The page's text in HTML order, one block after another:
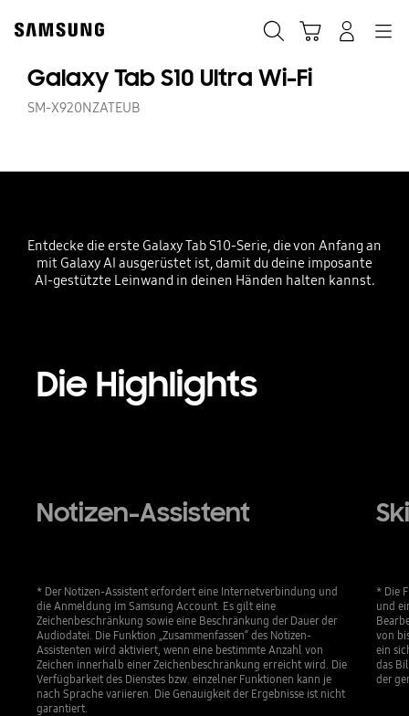
content
accessibility
Galaxy Tab S10 Ultra Wi-Fi
SM-X920NZATEUB
Entdecke die erste Galaxy Tab S10-Serie, die von Anfang an
mit Galaxy AI ausgerüstet ist, damit du deine imposante
AI-gestützte Leinwand in deinen Händen halten kannst.
Die Highlights
Notizen-Assistent
* Der Notizen-Assistent erfordert eine Internetverbindung und
die Anmeldung im Samsung Account. Es gilt eine
Zeichenbeschränkung sowie eine Beschränkung der Dauer der
Audiodatei. Die Funktion „Zusammenfassen“ des Notizen-
Assistenten wird aktiviert, wenn eine bestimmte Anzahl von
Zeichen innerhalb einer Zeichenbeschränkung erreicht wird. Die
Verfügbarkeit des Dienstes bzw. einzelner Funktionen kann je
nach Sprache variieren. Die Genauigkeit der Ergebnisse ist nicht
garantiert.
* Die
und
von
ein
das
der